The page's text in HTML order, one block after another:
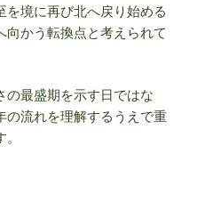
を境に再び北へ戻り始める
向かう転換点と考えられて
の最盛期を示す日ではな
の流れを理解するうえで重